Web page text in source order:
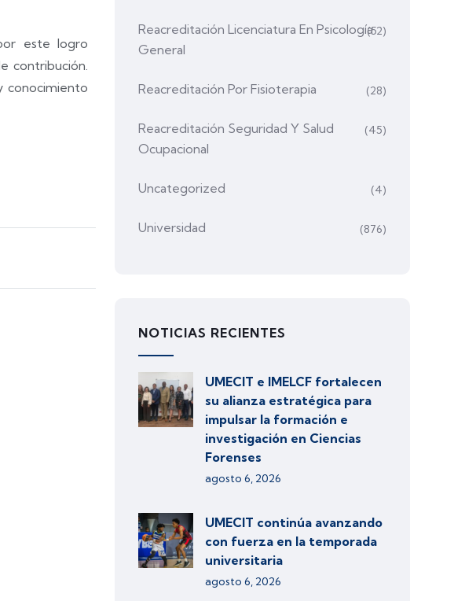
este logro
contribución.
conocimiento
Reacreditación Licenciatura En Psicología
General
(52)
Reacreditación Por Fisioterapia (28)
Reacreditación Seguridad Y Salud
Ocupacional
(45)
Uncategorized (4)
Universidad (876)
NOTICIAS RECIENTES
UMECIT e IMELCF fortalecen
su alianza estratégica para
impulsar la formación e
investigación en Ciencias
Forenses
agosto 6, 2026
UMECIT continúa avanzando
con fuerza en la temporada
universitaria
agosto 6, 2026